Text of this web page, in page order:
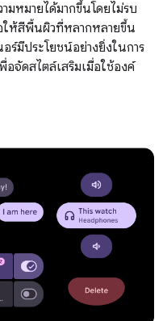
มหมายได้มากขึ้นโดยไม่รบ
ห้สีพื้นผิวที่หลากหลายขึ้น
ร์มีประโยชน์อย่างยิ่งในการ
จัดสไตล์เสริมเมื่อใช้องค์